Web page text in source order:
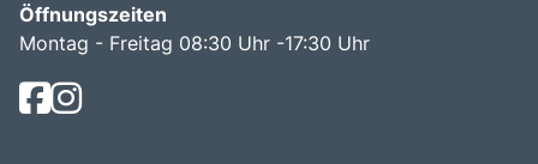
Öffnungszeiten
Montag - Freitag 08:30 Uhr -17:30 Uhr